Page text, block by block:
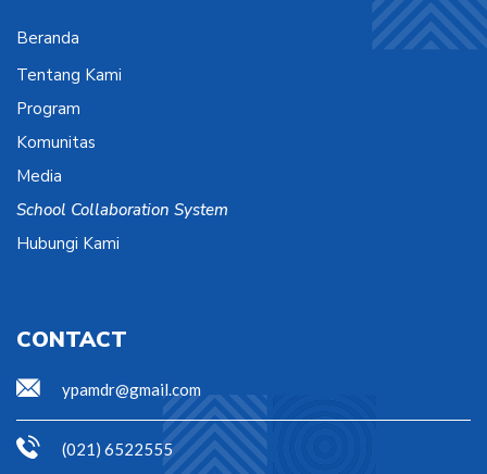
Beranda
Tentang Kami
Program
Komunitas
Media
School Collaboration System
Hubungi Kami
CONTACT
ypamdr@gmail.com
(021) 6522555